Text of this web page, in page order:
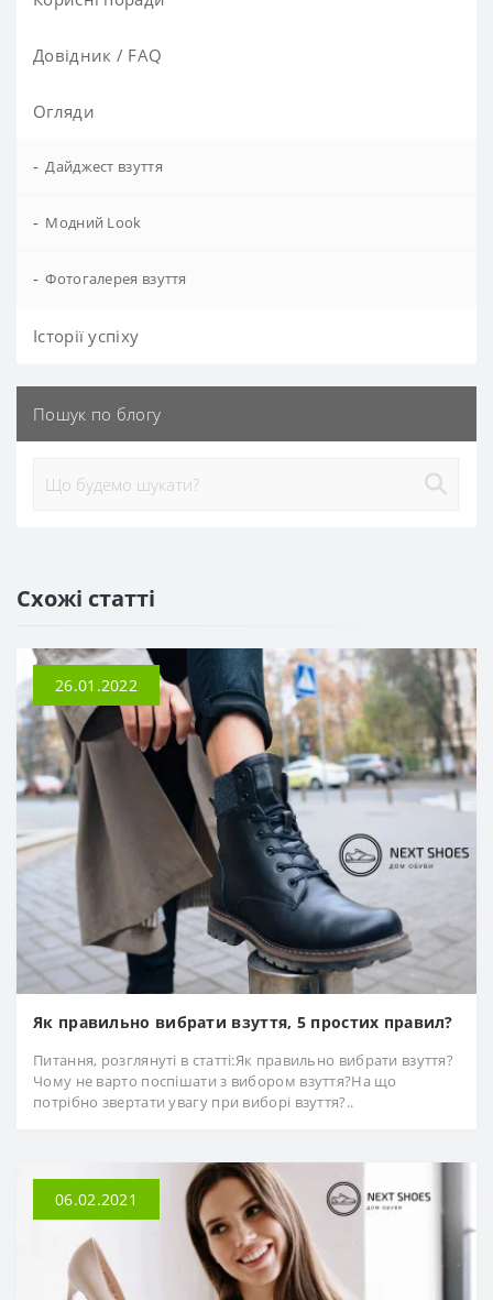
Довідник / FAQ
Огляди
- Дайджест взуття
- Модний Look
- Фотогалерея взуття
Історії успіху
Пошук по блогу
Схожі статті
26.01.2022
Як правильно вибрати взуття, 5 простих правил?
Питання, розглянуті в статті:Як правильно вибрати взуття?
Чому не варто поспішати з вибором взуття?На що
потрібно звертати увагу при виборі взуття?..
06.02.2021